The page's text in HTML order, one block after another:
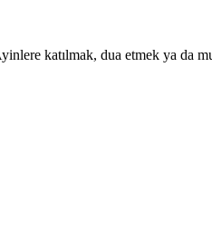
katılmak, dua etmek ya